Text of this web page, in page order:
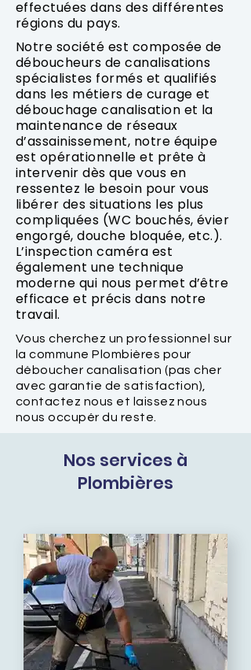
effectuées dans des différentes
régions du pays.
Notre société est composée de
déboucheurs de canalisations
spécialistes formés et qualifiés
dans les métiers de curage et
débouchage canalisation et la
maintenance de réseaux
d’assainissement, notre équipe
est opérationnelle et prête à
intervenir dès que vous en
ressentez le besoin pour vous
libérer des situations les plus
compliquées (WC bouchés, évier
engorgé, douche bloquée, etc.).
L’inspection caméra est
également une technique
moderne qui nous permet d’être
efficace et précis dans notre
travail.
Vous cherchez un professionnel sur
la commune Plombières pour
déboucher canalisation (pas cher
avec garantie de satisfaction),
contactez nous et laissez nous
nous occupér du reste.
Nos services à
Plombières